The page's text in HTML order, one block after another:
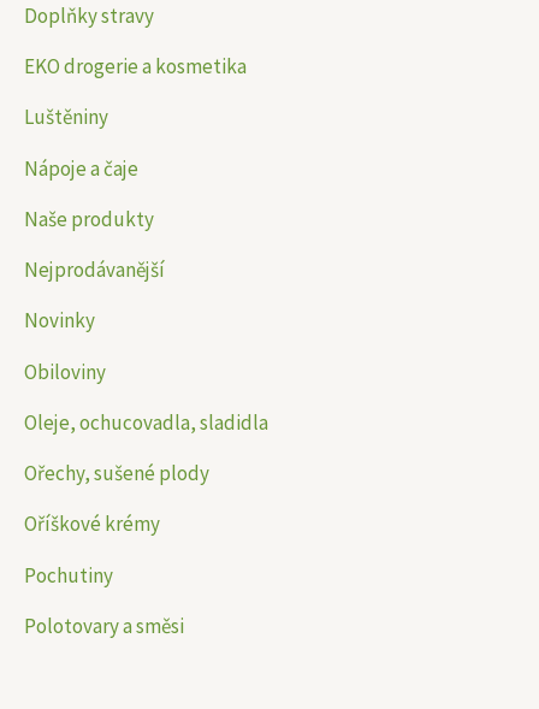
Doplňky stravy
EKO drogerie a kosmetika
Luštěniny
Nápoje a čaje
Naše produkty
Nejprodávanější
Novinky
Obiloviny
Oleje, ochucovadla, sladidla
Ořechy, sušené plody
Oříškové krémy
Pochutiny
Polotovary a směsi